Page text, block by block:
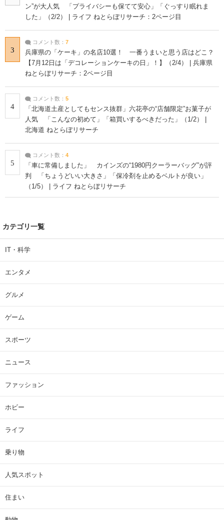
ン”が大人気 「プライバシーも保てて安心」「ぐっすり眠れま
した」（2/2） | ライフ ねとらぼリサーチ：2ページ目
3
コメント数： 7
兵庫県の「ケーキ」の名店10選！ 一番うまいと思う店はどこ？
【7月12日は「デコレーションケーキの日」！】（2/4） | 兵庫県
ねとらぼリサーチ：2ページ目
4
コメント数： 5
「北海道土産としてもセンス抜群」六花亭の“店舗限定”お菓子が
人気 「こんなの初めて」「箱買いするべきだった」（1/2） |
北海道 ねとらぼリサーチ
5
コメント数： 4
「車に常備しました」 カインズの“1980円クーラーバッグ”が評
判 「ちょうどいい大きさ」「保冷剤を止めるベルトが良い」
（1/5） | ライフ ねとらぼリサーチ
カテゴリ一覧
IT・科学
エンタメ
グルメ
ゲーム
スポーツ
ニュース
ファッション
ホビー
ライフ
乗り物
人気スポット
住まい